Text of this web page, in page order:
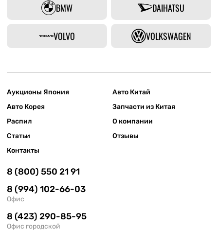
BMW DAIHATSU
VOLVO VOLKSWAGEN
Аукционы Япония
Авто Китай
Авто Корея
Запчасти из Китая
Распил
О компании
Статьи
Отзывы
Контакты
8 (800) 550 21 91
8 (994) 102-66-03
Офис
8 (423) 290-85-95
Офис городской